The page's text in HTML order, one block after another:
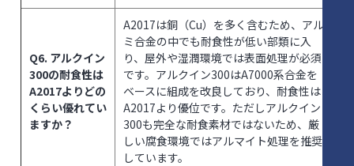
Q6. アルクイン
300の耐食性は
A2017よりどの
くらい優れてい
ますか？
A2017は銅（Cu）を多く含むため、アル
ミ合金の中でも耐食性が低い部類に入
り、屋外や湿潤環境では表面処理が必須
です。アルクイン300はA7000系合金を
ベースに組成を改良しており、耐食性は
A2017より優位です。ただしアルクイン
300も完全な耐食素材ではないため、厳
しい腐食環境ではアルマイト処理を推奨
しています。